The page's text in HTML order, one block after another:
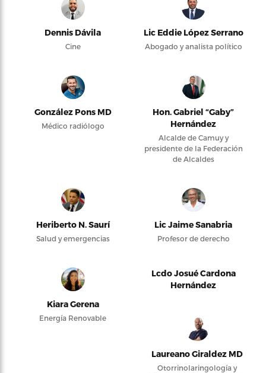
Dennis Dávila
Cine
Lic Eddie López Serrano
Abogado y analista político
González Pons MD
Médico radiólogo
Hon. Gabriel “Gaby”
Hernández
Alcalde de Camuy y
presidente de la Federación
de Alcaldes
Heriberto N. Saurí
Salud y emergencias
Lic Jaime Sanabria
Profesor de derecho
Kiara Gerena
Energía Renovable
Lcdo Josué Cardona
Hernández
Laureano Giraldez MD
Otorrinolaringología y